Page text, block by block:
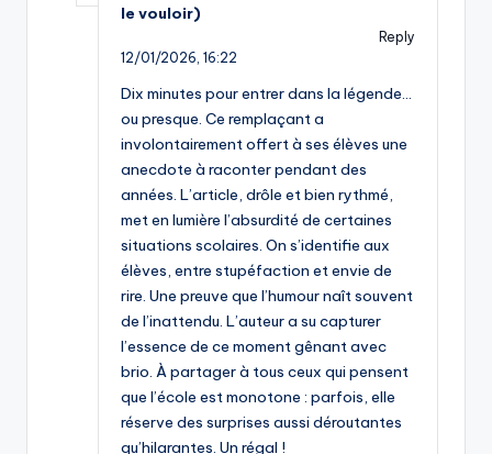
le vouloir)
Reply
12/01/2026, 16:22
Dix minutes pour entrer dans la légende…
ou presque. Ce remplaçant a
involontairement offert à ses élèves une
anecdote à raconter pendant des
années. L’article, drôle et bien rythmé,
met en lumière l’absurdité de certaines
situations scolaires. On s’identifie aux
élèves, entre stupéfaction et envie de
rire. Une preuve que l’humour naît souvent
de l’inattendu. L’auteur a su capturer
l’essence de ce moment gênant avec
brio. À partager à tous ceux qui pensent
que l’école est monotone : parfois, elle
réserve des surprises aussi déroutantes
qu’hilarantes. Un régal !